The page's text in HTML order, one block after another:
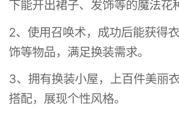
下能开出裙子、发饰等的魔法花
2、使用召唤术，成功后能获得
饰等物品，满足换装需求。
3、拥有换装小屋，上百件美丽
搭配，展现个性风格。